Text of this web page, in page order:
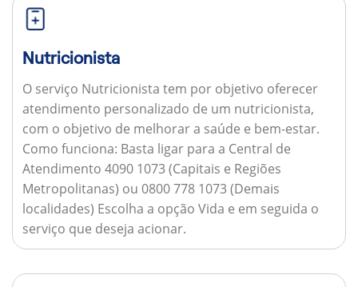
Nutricionista
O serviço Nutricionista tem por objetivo oferecer
atendimento personalizado de um nutricionista,
com o objetivo de melhorar a saúde e bem-estar.
Como funciona: Basta ligar para a Central de
Atendimento 4090 1073 (Capitais e Regiões
Metropolitanas) ou 0800 778 1073 (Demais
localidades) Escolha a opção Vida e em seguida o
serviço que deseja acionar.